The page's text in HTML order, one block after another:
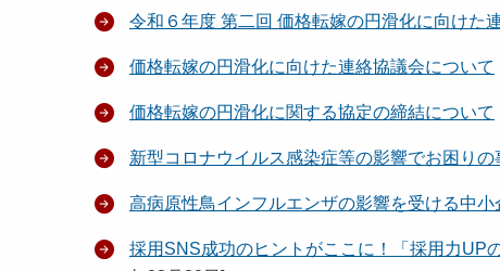
令和６年度 第二回 価格転嫁の円滑化に向けた
価格転嫁の円滑化に向けた連絡協議会について
価格転嫁の円滑化に関する協定の締結について
新型コロナウイルス感染症等の影響でお困り
高病原性鳥インフルエンザの影響を受ける中
採用SNS成功のヒントがここに！「採用力UP